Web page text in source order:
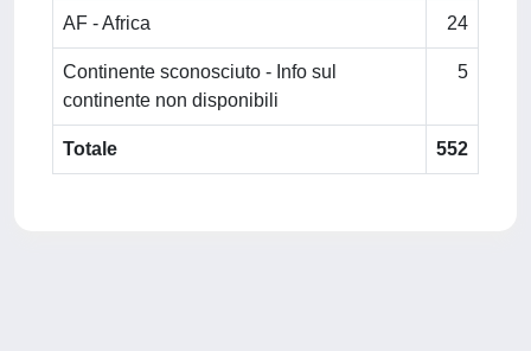
AF - Africa 24
Continente sconosciuto - Info sul
continente non disponibili
5
Totale 552